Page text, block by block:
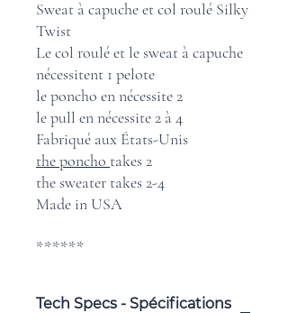
Sweat à capuche et col roulé Silky
Twist
Le col roulé et le sweat à capuche
nécessitent 1 pelote
le poncho en nécessite 2
le pull en nécessite 2 à 4
Fabriqué aux États-Unis
the poncho takes 2
the sweater takes 2-4
Made in USA
******
Tech Specs - Spécifications